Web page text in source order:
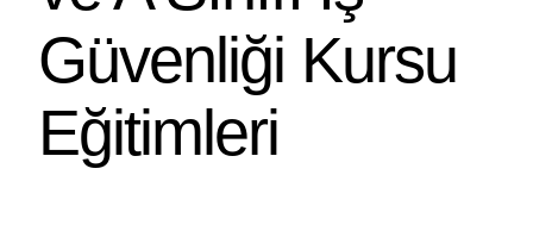
Güvenliği Kursu
Eğitimleri